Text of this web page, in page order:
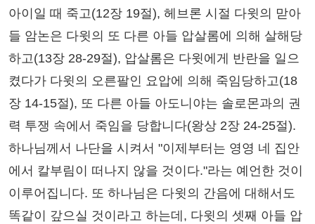
아이일 때 죽고(12장 19절), 헤브론 시절 다윗의 맏아
들 암논은 다윗의 또 다른 아들 압살롬에 의해 살해당
하고(13장 28-29절), 압살롬은 다윗에게 반란을 일으
켰다가 다윗의 오른팔인 요압에 의해 죽임당하고(18
장 14-15절), 또 다른 아들 아도니야는 솔로몬과의 권
력 투쟁 속에서 죽임을 당합니다(왕상 2장 24-25절).
하나님께서 나단을 시켜서 "이제부터는 영영 네 집안
에서 칼부림이 떠나지 않을 것이다."라는 예언한 것이
이루어집니다. 또 하나님은 다윗의 간음에 대해서도
똑같이 갚으실 것이라고 하는데, 다윗의 셋째 아들 압